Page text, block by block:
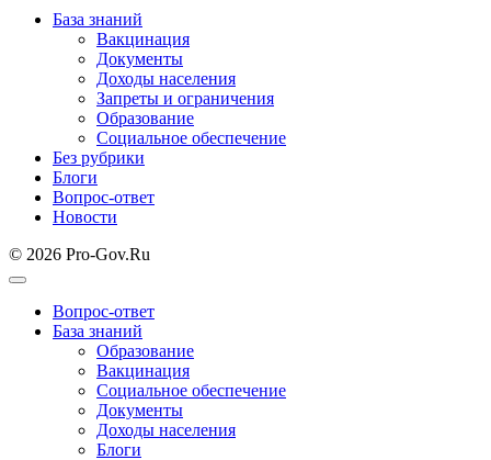
База знаний
Вакцинация
Документы
Доходы населения
Запреты и ограничения
Образование
Социальное обеспечение
Без рубрики
Блоги
Вопрос-ответ
Новости
© 2026 Pro-Gov.Ru
Вопрос-ответ
База знаний
Образование
Вакцинация
Социальное обеспечение
Документы
Доходы населения
Блоги